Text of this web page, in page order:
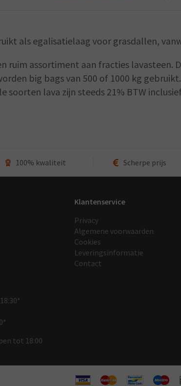
als egalisatielaag voor grasdallen,
ruim assortiment aan fracties lavasteen.
big bags van 500 of 1000 kg
soorten lava zijn steeds 21% BTW
100% kwaliteit Scherpe prijs
tot 18:00
Klantenservice
Privacy
Algemene voorwaarden
Cookies
Leveringsinformatie
Contact